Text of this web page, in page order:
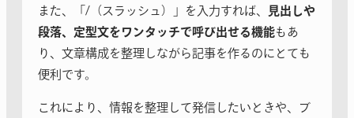
また、「/（スラッシュ）」を入力すれば、
見出しや
段落、定型文をワンタッチで呼び出せる機能もあ
り、文章構成を整理しながら記事を作るのにとても
便利です。
これにより、情報を整理して発信したいときや、ブ